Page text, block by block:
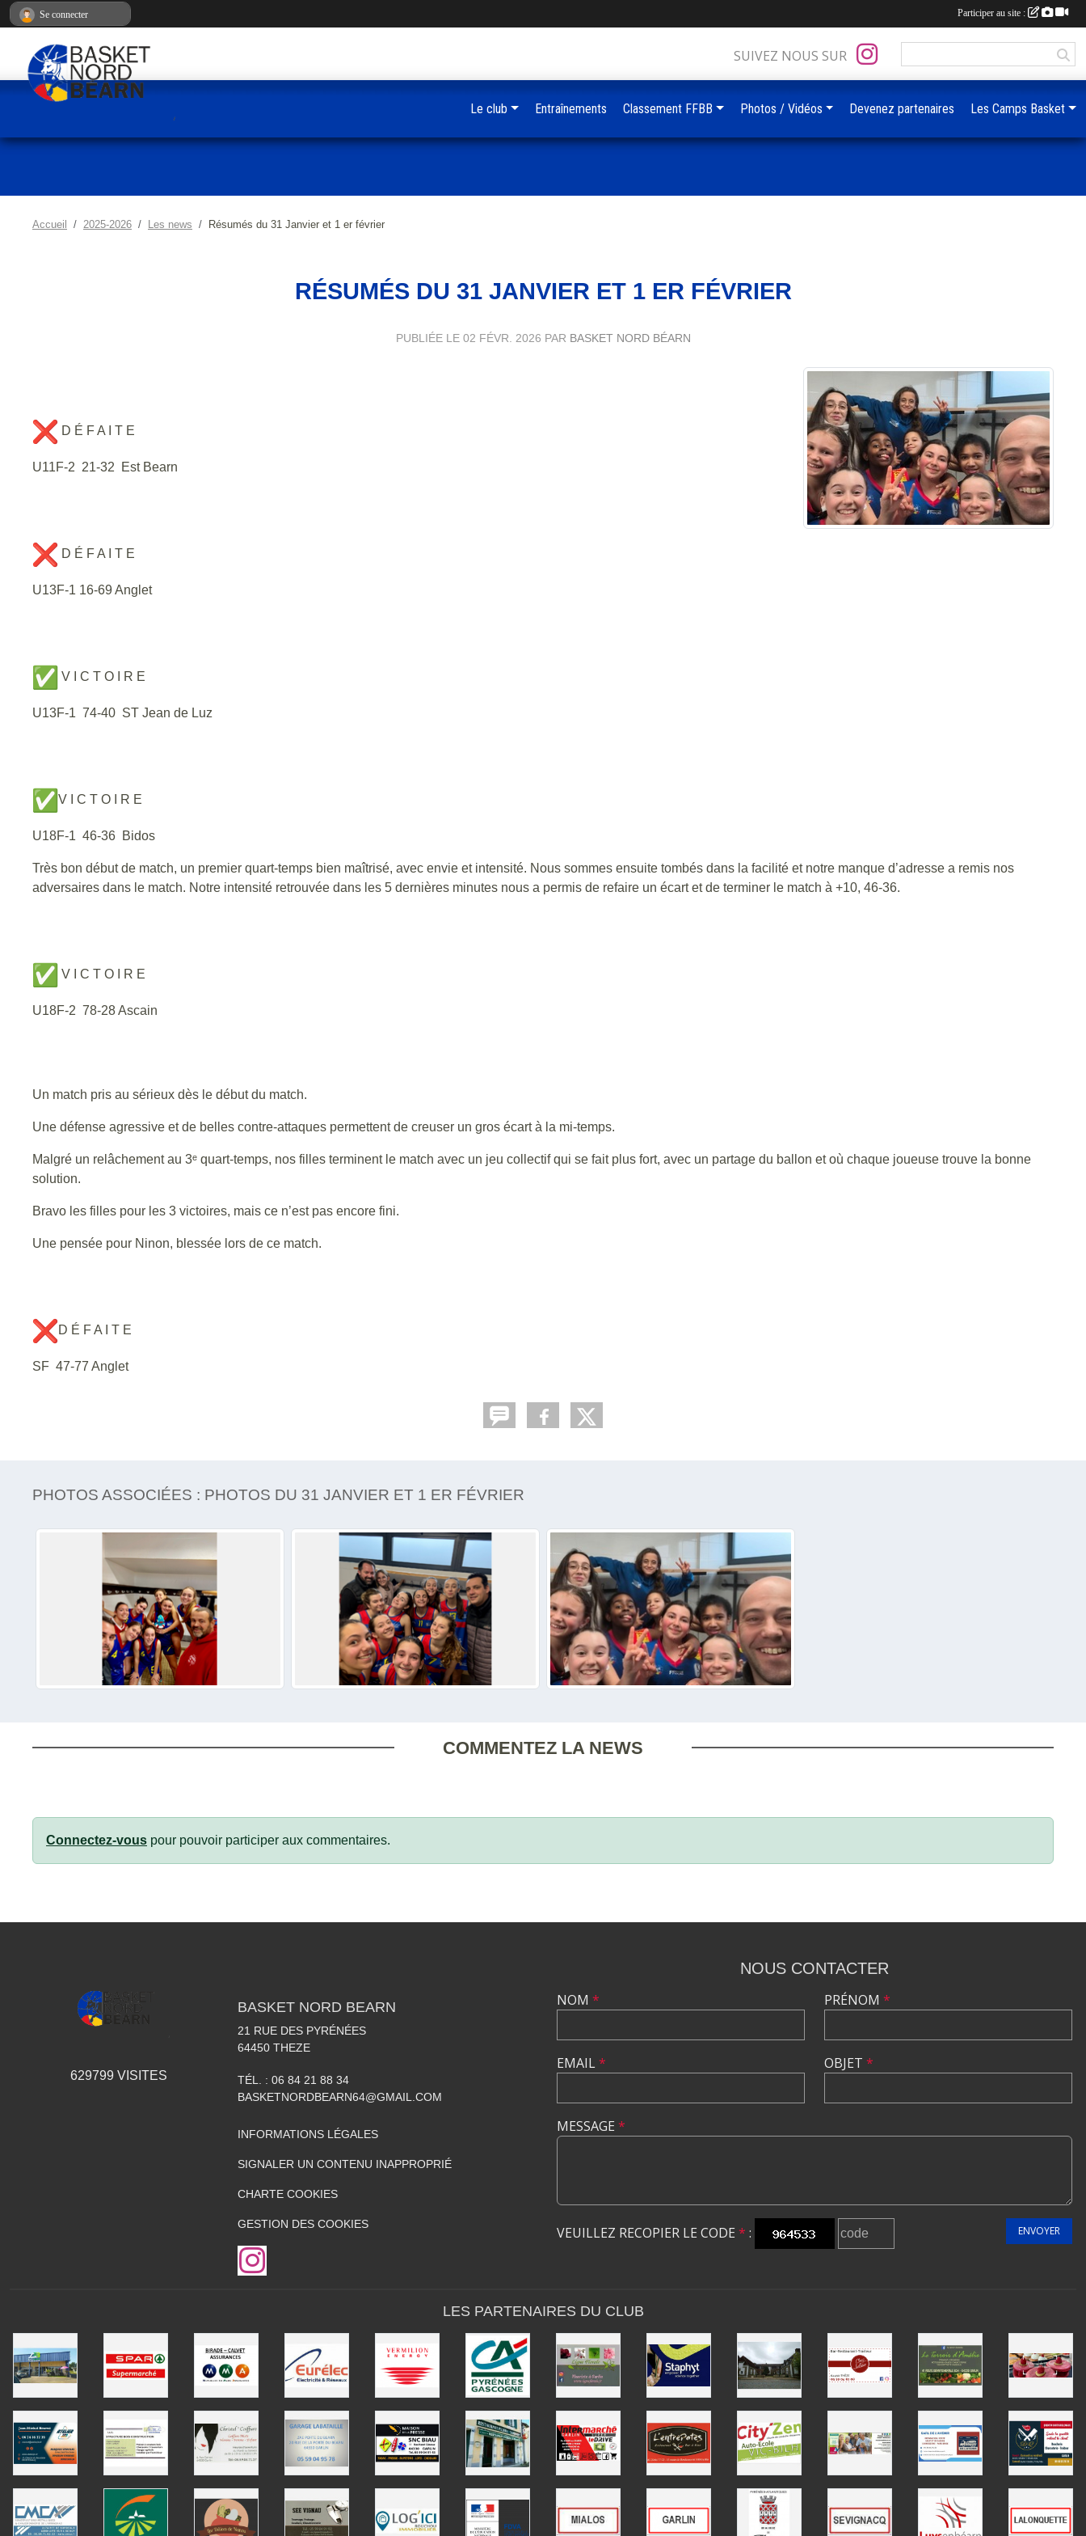
Accueil 2025-2026 Les news Résumés du 31 Janvier et 1 er février
RÉSUMÉS DU 31 JANVIER ET 1 ER FÉVRIER
PUBLIÉE LE 02 FÉVR. 2026 PAR BASKET NORD BÉARN
D É F A I T E
U11F-2 21-32 Est Bearn
D É F A I T E
U13F-1 16-69 Anglet
V I C T O I R E
U13F-1 74-40 ST Jean de Luz
V I C T O I R E
U18F-1 46-36 Bidos
Très bon début de match, un premier quart-temps bien maîtrisé, avec envie et intensité. Nous sommes ensuite tombés dans la facilité et notre manque d’adresse a remis nos
adversaires dans le match. Notre intensité retrouvée dans les 5 dernières minutes nous a permis de refaire un écart et de terminer le match à +10, 46-36.
V I C T O I R E
U18F-2 78-28 Ascain
Un match pris au sérieux dès le début du match.
Une défense agressive et de belles contre-attaques permettent de creuser un gros écart à la mi-temps.
Malgré un relâchement au 3ᵉ quart-temps, nos filles terminent le match avec un jeu collectif qui se fait plus fort, avec un partage du ballon et où chaque joueuse trouve la bonne
solution.
Bravo les filles pour les 3 victoires, mais ce n’est pas encore fini.
Une pensée pour Ninon, blessée lors de ce match.
D É F A I T E
SF 47-77 Anglet
PHOTOS ASSOCIÉES : PHOTOS DU 31 JANVIER ET 1 ER FÉVRIER
COMMENTEZ LA NEWS
Connectez-vous pour pouvoir participer aux commentaires.
SUIVEZ NOUS SUR
Le club Entraînements Classement FFBB Photos / Vidéos Devenez partenaires Les Camps Basket
629799 VISITES
BASKET NORD BEARN
21 RUE DES PYRÉNÉES
64450 THEZE
TÉL. : 06 84 21 88 34
BASKETNORDBEARN64@GMAIL.COM
INFORMATIONS LÉGALES
SIGNALER UN CONTENU INAPPROPRIÉ
CHARTE COOKIES
GESTION DES COOKIES
NOUS CONTACTER
NOM *
EMAIL*
PRÉNOM *
OBJET *
MESSAGE *
VEUILLEZ RECOPIER LE CODE * : ENVOYER
LES PARTENAIRES DU CLUB
Se connecter Participer au site :
Panneau de gestion des cookies